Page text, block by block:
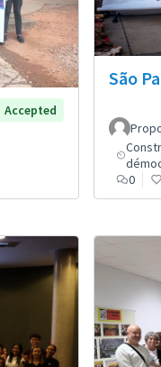
Accepted
São
0